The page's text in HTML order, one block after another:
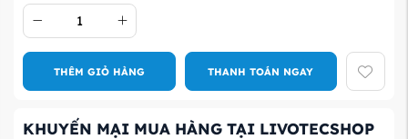
THÊM GIỎ HÀNG THANH TOÁN NGAY
KHUYẾN MẠI MUA HÀNG TẠI LIVOTECSHOP